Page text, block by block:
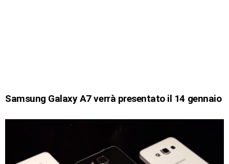
Samsung Galaxy A7 verrà presentato il 14 gennaio